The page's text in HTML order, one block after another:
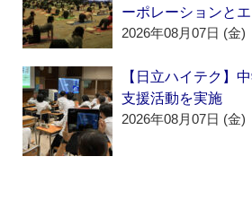
ーポレーションと
2026年08月07日 (金)
【日立ハイテク】
支援活動を実施
2026年08月07日 (金)